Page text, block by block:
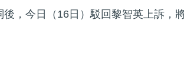
，今日（16日）駁回黎智英上訴，